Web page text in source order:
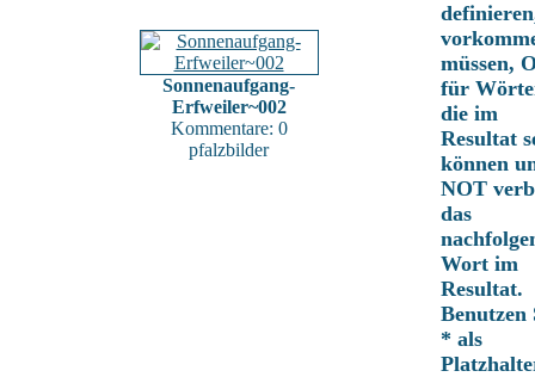
Sonnenaufgang-
Erfweiler~002
Kommentare: 0
pfalzbilder
müssen,
für
die im
Resultat
können
NOT
das
Wort im
Resultat.
Benutzen
* als